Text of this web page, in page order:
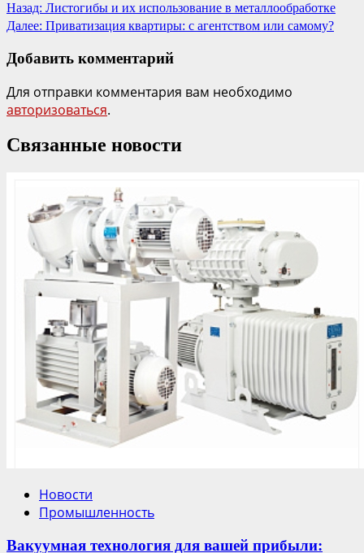
Назад: Листогибы и их использование в металлообработке
Далее: Приватизация квартиры: с агентством или самому?
Добавить комментарий
Для отправки комментария вам необходимо
авторизоваться.
Связанные новости
Новости
Промышленность
Вакуумная технология для вашей прибыли: